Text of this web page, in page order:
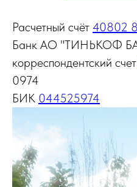
Расчетный счёт 40802
Банк АО "ТИНЬКОФ
корреспондентский счет
0974
БИК 044525974